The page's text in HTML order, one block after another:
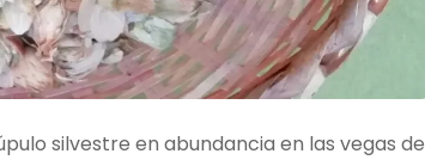
silvestre en abundancia en las vegas de